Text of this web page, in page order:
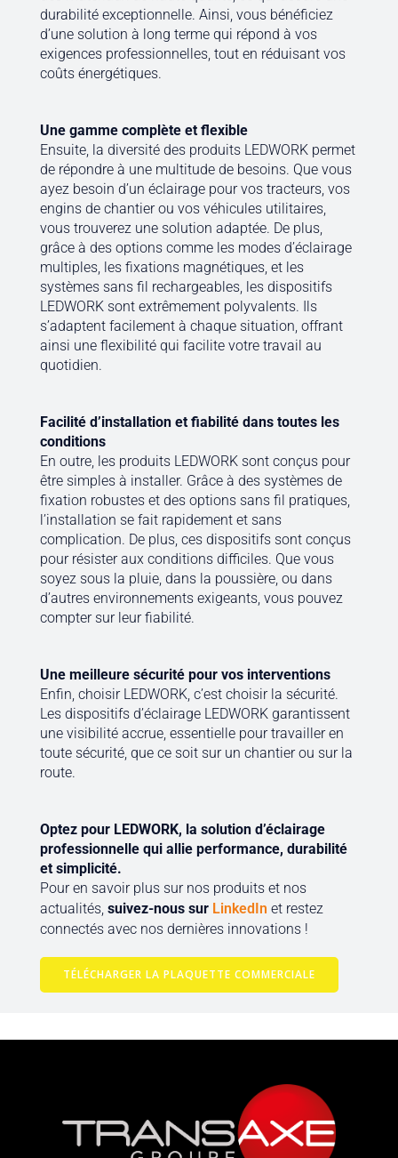
durabilité exceptionnelle. Ainsi, vous bénéficiez
d’une solution à long terme qui répond à vos
exigences professionnelles, tout en réduisant vos
coûts énergétiques.
Une gamme complète et flexible
Ensuite, la diversité des produits LEDWORK permet
de répondre à une multitude de besoins. Que vous
ayez besoin d’un éclairage pour vos tracteurs, vos
engins de chantier ou vos véhicules utilitaires,
vous trouverez une solution adaptée. De plus,
grâce à des options comme les modes d’éclairage
multiples, les fixations magnétiques, et les
systèmes sans fil rechargeables, les dispositifs
LEDWORK sont extrêmement polyvalents. Ils
s’adaptent facilement à chaque situation, offrant
ainsi une flexibilité qui facilite votre travail au
quotidien.
Facilité d’installation et fiabilité dans toutes les
conditions
En outre, les produits LEDWORK sont conçus pour
être simples à installer. Grâce à des systèmes de
fixation robustes et des options sans fil pratiques,
l’installation se fait rapidement et sans
complication. De plus, ces dispositifs sont conçus
pour résister aux conditions difficiles. Que vous
soyez sous la pluie, dans la poussière, ou dans
d’autres environnements exigeants, vous pouvez
compter sur leur fiabilité.
Une meilleure sécurité pour vos interventions
Enfin, choisir LEDWORK, c’est choisir la sécurité.
Les dispositifs d’éclairage LEDWORK garantissent
une visibilité accrue, essentielle pour travailler en
toute sécurité, que ce soit sur un chantier ou sur la
route.
Optez pour LEDWORK, la solution d’éclairage
professionnelle qui allie performance, durabilité
et simplicité.
Pour en savoir plus sur nos produits et nos
actualités, suivez-nous sur LinkedIn et restez
connectés avec nos dernières innovations !
TÉLÉCHARGER LA PLAQUETTE COMMERCIALE